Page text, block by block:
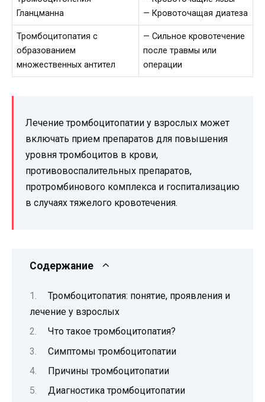
Гланцманна
— Кровоточащая диатеза
Тромбоцитопатия с
образованием
множественных антител
— Сильное кровотечение
после травмы или
операции
Лечение тромбоцитопатии у взрослых может
включать прием препаратов для повышения
уровня тромбоцитов в крови,
противовоспалительных препаратов,
протромбинового комплекса и госпитализацию
в случаях тяжелого кровотечения.
Содержание
Тромбоцитопатия: понятие, проявления и
лечение у взрослых
Что такое тромбоцитопатия?
Симптомы тромбоцитопатии
Причины тромбоцитопатии
Диагностика тромбоцитопатии